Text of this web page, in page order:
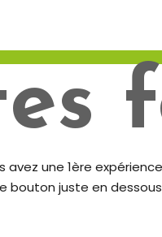
avez une 1ère
bouton juste en